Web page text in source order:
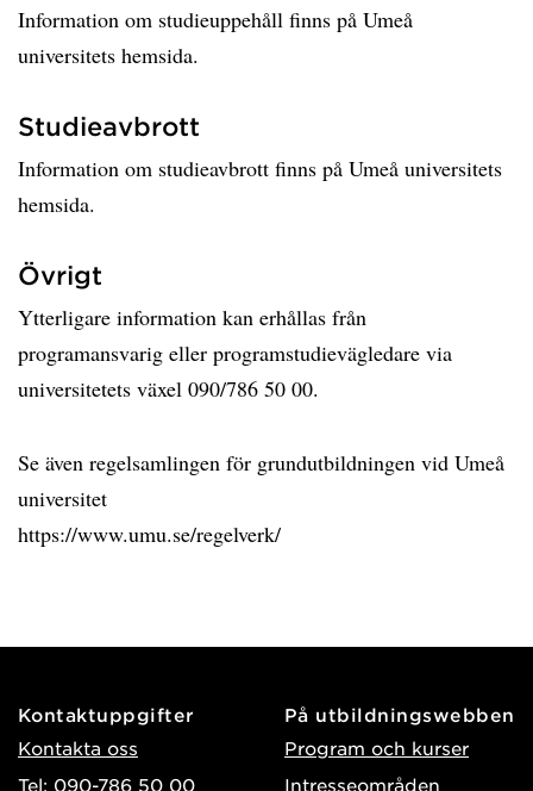
Information om studieuppehåll finns på Umeå
universitets hemsida.
Studieavbrott
Information om studieavbrott finns på Umeå universitets
hemsida.
Övrigt
Ytterligare information kan erhållas från
programansvarig eller programstudievägledare via
universitetets växel 090/786 50 00.
Se även regelsamlingen för grundutbildningen vid Umeå
universitet
https://www.umu.se/regelverk/
Kontaktuppgifter
Kontakta oss
Tel: 090-786 50 00
På utbildningswebben
Program och kurser
Intresseområden